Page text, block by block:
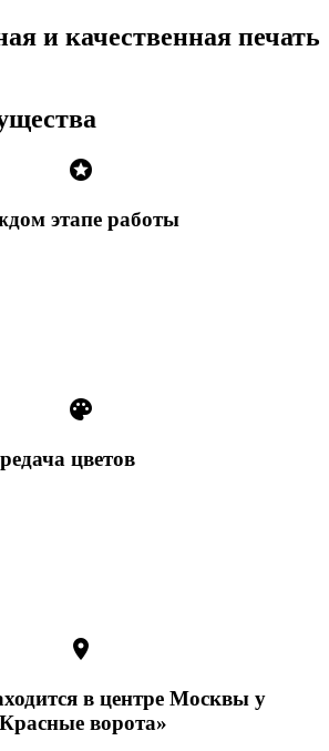
и качественная печать
stars
этапе работы
palette
цветов
room
в центре Москвы у
ворота»